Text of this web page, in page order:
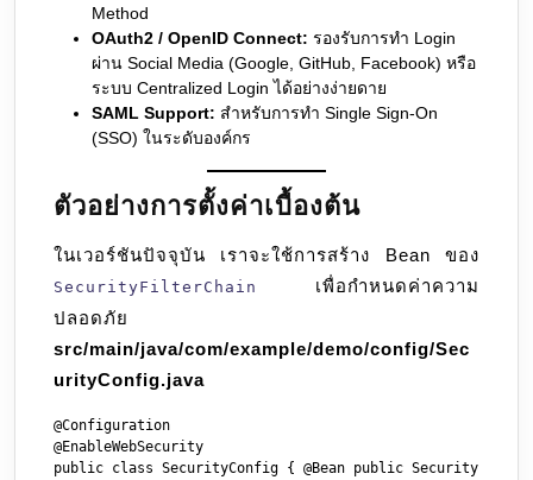
Method
OAuth2 / OpenID Connect: รองรับการทำ Login
ผ่าน Social Media (Google, GitHub, Facebook) หรือ
ระบบ Centralized Login ได้อย่างง่ายดาย
SAML Support: สำหรับการทำ Single Sign-On
(SSO) ในระดับองค์กร
ตัวอย่างการตั้งค่าเบื้องต้น
ในเวอร์ชันปัจจุบัน เราจะใช้การสร้าง Bean ของ
SecurityFilterChain
เพื่อกำหนดค่าความ
ปลอดภัย
src/main/java/com/example/demo/config/Sec
urityConfig.java
@Configuration
@EnableWebSecurity
public class SecurityConfig { @Bean public